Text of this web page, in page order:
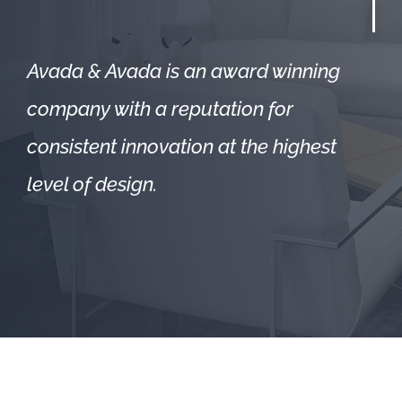
Avada & Avada is an award winning
company with a reputation for
consistent innovation at the highest
level of design.